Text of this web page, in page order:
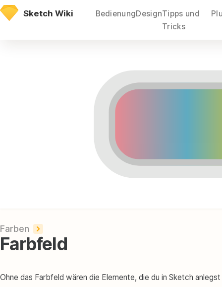
Direkt
zum
Sketch Wiki BedienungDesignTipps und
Tricks
Farben
Farbfeld
Ohne das Farbfeld wären die Elemente, die du in Sketch